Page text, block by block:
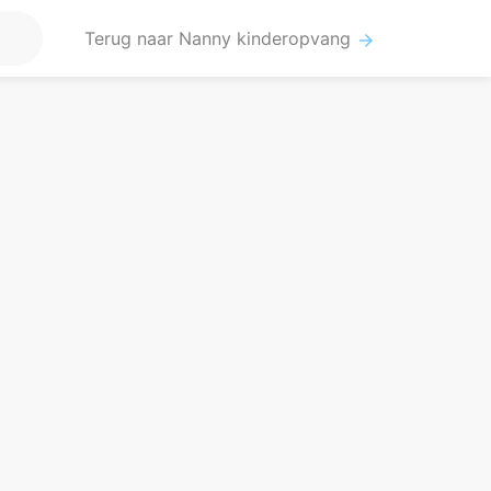
Terug naar Nanny kinderopvang arrow_forward